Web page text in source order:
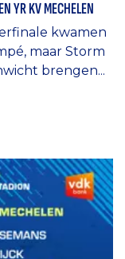
YR KV MECHELEN
kwamen
maar Storm
brengen...